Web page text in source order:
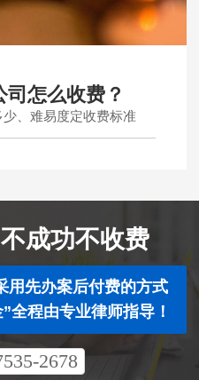
司怎么收费？
、难易度定收费标准
成功不收费
用先办案后付费的方式
全程由专业律师指导！
2678